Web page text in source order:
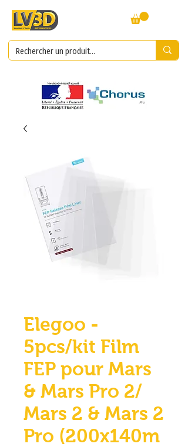
Elegoo -
5pcs/kit Film
FEP pour Mars
& Mars Pro 2/
Mars 2 & Mars 2
Pro (200x140m